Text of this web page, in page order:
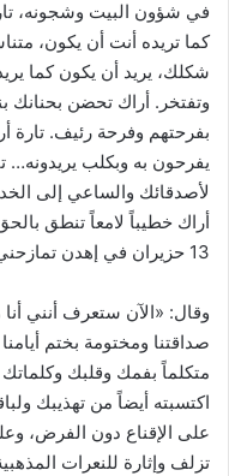
في شؤون البيت وشجونه،
كما تريده أنت أن يكون،
شكلك، يريد أن يكون كما
وتفتخر. أراك تحضن
بفرحتهم وفرحة رئيف. تارة
يفرحون به وبكلب
لأصدقائك والساعي إلى
أراك خطيباً لامعاً تنطق
13 حزيران في إهدن تمازحني قائلاً: «من كتب لك عظتك».
وقال: «الآن ستعرف أنني
صداقتنا ومختومة بختم
متكلماً بفمك وقلبك وكلماتك
اكتسبته أيضاً من تهذيبك
على الإقناع دون الفرض،
تزلف وإثارة للنعرات